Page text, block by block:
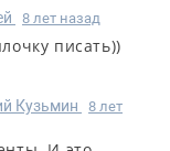
8 лет назад
писать))
Кузьмин
8 лет